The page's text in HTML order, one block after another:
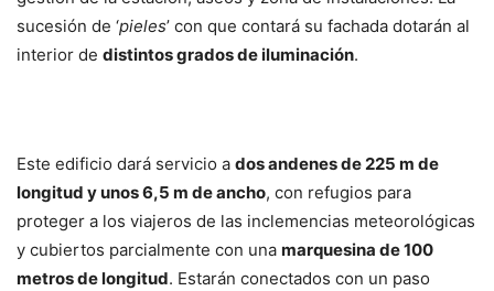
sucesión de ‘pieles’ con que contará su fachada dotarán al
interior de distintos grados de iluminación.
Este edificio dará servicio a dos andenes de 225 m de
longitud y unos 6,5 m de ancho, con refugios para
proteger a los viajeros de las inclemencias meteorológicas
y cubiertos parcialmente con una marquesina de 100
metros de longitud. Estarán conectados con un paso